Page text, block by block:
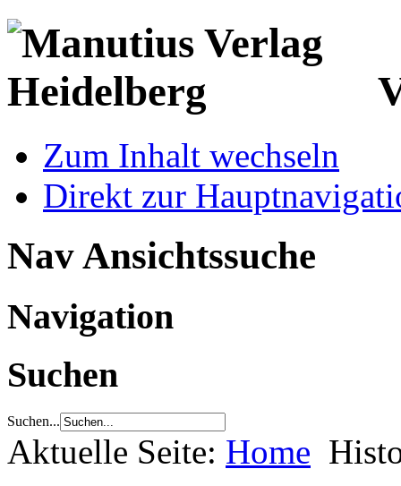
Zum Inhalt wechseln
Direkt zur
Nav Ansichtssuche
Navigation
Suchen
Suchen...
Aktuelle Seite: Home